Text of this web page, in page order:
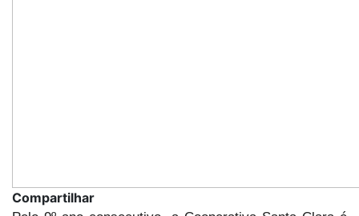
Compartilhar